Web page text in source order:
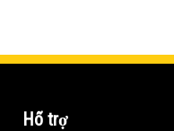
Hỗ trợ